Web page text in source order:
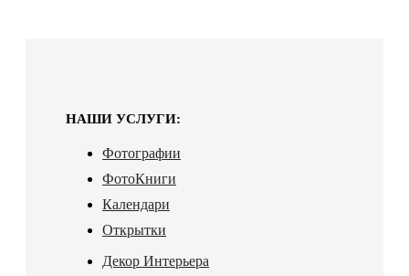
НАШИ УСЛУГИ:
Фотографии
ФотоКниги
Календари
Открытки
Декор Интерьера